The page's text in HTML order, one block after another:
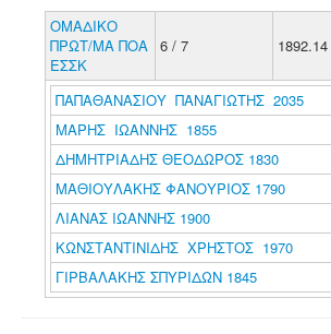
ΟΜΑΔΙΚΟ
ΠΡΩΤ/ΜΑ ΠΟΑ
ΕΣΣΚ
6 / 7 1892.14
ΠΑΠΑΘΑΝΑΣΙΟΥ ΠΑΝΑΓΙΩΤΗΣ 2035
ΜΑΡΗΣ ΙΩΑΝΝΗΣ 1855
ΔΗΜΗΤΡΙΑΔΗΣ ΘΕΟΔΩΡΟΣ 1830
ΜΑΘΙΟΥΛΑΚΗΣ ΦΑΝΟΥΡΙΟΣ 1790
ΛΙΑΝΑΣ ΙΩΑΝΝΗΣ 1900
ΚΩΝΣΤΑΝΤΙΝΙΔΗΣ ΧΡΗΣΤΟΣ 1970
ΓΙΡΒΑΛΑΚΗΣ ΣΠΥΡΙΔΩΝ 1845